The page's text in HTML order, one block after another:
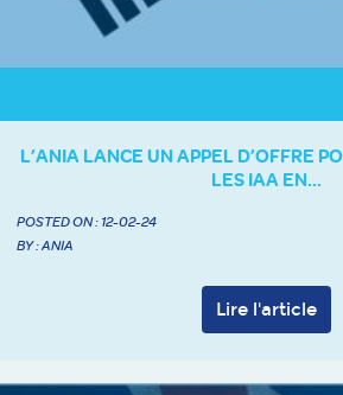
L’ANIA LANCE UN APPEL D’OFFRE
LES IAA EN...
POSTED ON : 12-02-24
BY : ANIA
Lire l'article